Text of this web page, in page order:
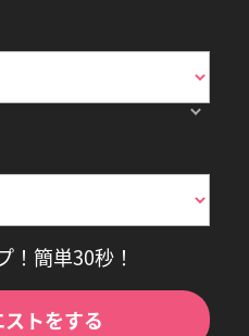
！簡単30秒！
トをする